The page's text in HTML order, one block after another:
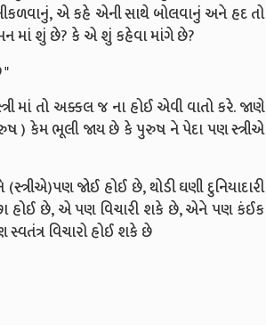
એ કહે એની સાથે બોલવાનું અને હદ તો
માં શું છે? કે એ શું કહેવા માંગે છે?
"
માં તો અક્કલ જ ના હોઈ એવી વાતો કરે. જાણે
) કેમ ભૂલી જાય છે કે પુરુષ ને પેદા પણ સ્ત્રીએ
જોઈ હોઈ છે, થોડી ઘણી દુનિયાદારી
હોઈ છે, એ પણ વિચારી શકે છે, એને પણ કંઈક
વિચારો હોઈ શકે છે